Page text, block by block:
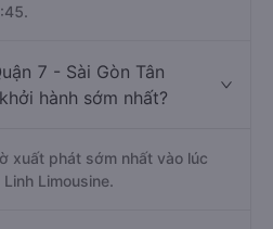
7 - Sài Gòn Tân
hành sớm nhất?
xuất phát sớm nhất vào lúc
Limousine.